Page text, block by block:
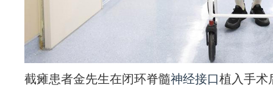
截瘫患者金先生在闭环脊髓神经接口植入手术